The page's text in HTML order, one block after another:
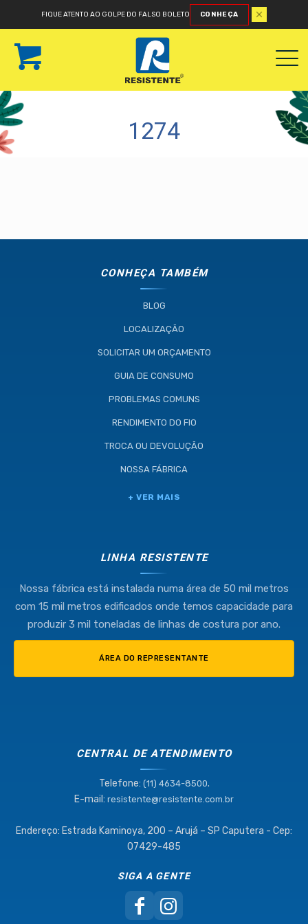
FIQUE ATENTO AO GOLPE DO FALSO BOLETO CONHEÇA
Industria e Comercio de Linhas
(11) 4634-8500
1274
CONHEÇA TAMBÉM
BLOG
LOCALIZAÇÃO
SOLICITAR UM ORÇAMENTO
GUIA DE CONSUMO
PROBLEMAS COMUNS
RENDIMENTO DO FIO
TROCA OU DEVOLUÇÃO
NOSSA FÁBRICA
+ VER MAIS
LINHA RESISTENTE
Nossa fábrica está instalada numa área de 50 mil metros
com 15 mil metros edificados onde temos capacidade para
produzir 3 mil toneladas de linhas de costura por ano.
ÁREA DO REPRESENTANTE
CENTRAL DE ATENDIMENTO
Telefone: (11) 4634-8500.
E-mail: resistente@resistente.com.br
Endereço: Estrada Kaminoya, 200 – Arujá – SP Caputera - Cep:
07429-485
SIGA A GENTE